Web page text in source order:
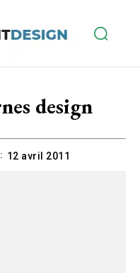
design
12 avril 2011